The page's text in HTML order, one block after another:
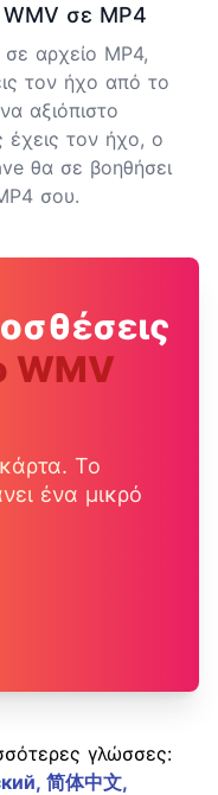
σε MP4
αρχείο MP4,
τον ήχο από το
αξιόπιστο
έχεις τον ήχο, ο
θα σε βοηθήσει
σου.
WMV
κάρτα. Το
ένα μικρό
γλώσσες:
简体中文,